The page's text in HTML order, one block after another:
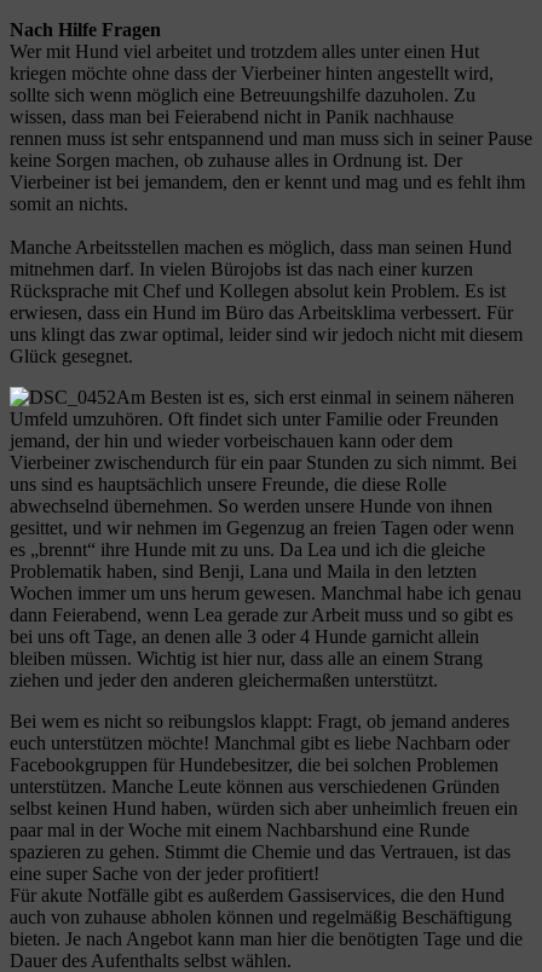
Nach Hilfe Fragen
Wer mit Hund viel arbeitet und trotzdem alles unter einen Hut
kriegen möchte ohne dass der Vierbeiner hinten angestellt wird,
sollte sich wenn möglich eine Betreuungshilfe dazuholen. Zu
wissen, dass man bei Feierabend nicht in Panik nachhause
rennen muss ist sehr entspannend und man muss sich in seiner Pause
keine Sorgen machen, ob zuhause alles in Ordnung ist. Der
Vierbeiner ist bei jemandem, den er kennt und mag und es fehlt ihm
somit an nichts.
Manche Arbeitsstellen machen es möglich, dass man seinen Hund
mitnehmen darf. In vielen Bürojobs ist das nach einer kurzen
Rücksprache mit Chef und Kollegen absolut kein Problem. Es ist
erwiesen, dass ein Hund im Büro das Arbeitsklima verbessert. Für
uns klingt das zwar optimal, leider sind wir jedoch nicht mit diesem
Glück gesegnet.
Am Besten ist es, sich erst einmal in seinem näheren
Umfeld umzuhören. Oft findet sich unter Familie oder Freunden
jemand, der hin und wieder vorbeischauen kann oder dem
Vierbeiner zwischendurch für ein paar Stunden zu sich nimmt. Bei
uns sind es hauptsächlich unsere Freunde, die diese Rolle
abwechselnd übernehmen. So werden unsere Hunde von ihnen
gesittet, und wir nehmen im Gegenzug an freien Tagen oder wenn
es „brennt“ ihre Hunde mit zu uns. Da Lea und ich die gleiche
Problematik haben, sind Benji, Lana und Maila in den letzten
Wochen immer um uns herum gewesen. Manchmal habe ich genau
dann Feierabend, wenn Lea gerade zur Arbeit muss und so gibt es
bei uns oft Tage, an denen alle 3 oder 4 Hunde garnicht allein
bleiben müssen. Wichtig ist hier nur, dass alle an einem Strang
ziehen und jeder den anderen gleichermaßen unterstützt.
Bei wem es nicht so reibungslos klappt: Fragt, ob jemand anderes
euch unterstützen möchte! Manchmal gibt es liebe Nachbarn oder
Facebookgruppen für Hundebesitzer, die bei solchen Problemen
unterstützen. Manche Leute können aus verschiedenen Gründen
selbst keinen Hund haben, würden sich aber unheimlich freuen ein
paar mal in der Woche mit einem Nachbarshund eine Runde
spazieren zu gehen. Stimmt die Chemie und das Vertrauen, ist das
eine super Sache von der jeder profitiert!
Für akute Notfälle gibt es außerdem Gassiservices, die den Hund
auch von zuhause abholen können und regelmäßig Beschäftigung
bieten. Je nach Angebot kann man hier die benötigten Tage und die
Dauer des Aufenthalts selbst wählen.